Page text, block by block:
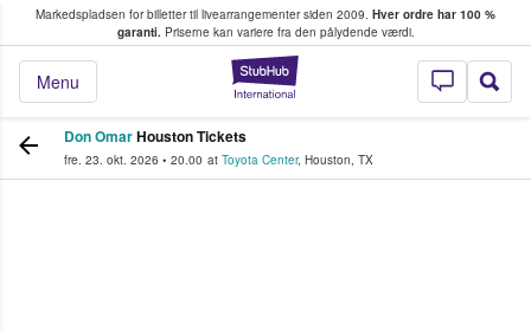
Markedspladsen for billetter til livearrangementer siden 2009. Hver ordre har 100 %
garanti.Priserne kan variere fra den pålydende værdi.
StubHub - Hvor
Menu
køber og sælger billetter
Don OmarHouston Tickets
fre. 23. okt. 2026 • 20.00 at Toyota Center, Houston, TX